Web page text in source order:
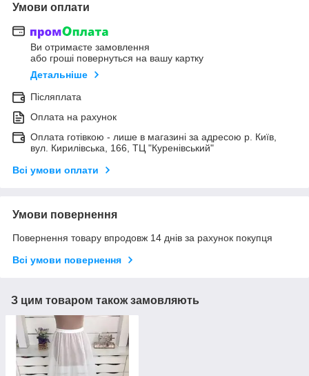
Умови оплати
Ви отримаєте замовлення
або гроші повернуться на вашу картку
Детальніше
Післяплата
Оплата на рахунок
Оплата готівкою - лише в магазині за адресою р. Київ,
вул. Кирилівська, 166, ТЦ "Куренівський"
Всі умови оплати
Умови повернення
Повернення товару впродовж 14 днів за рахунок покупця
Всі умови повернення
З цим товаром також замовляють